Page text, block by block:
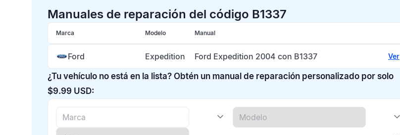
Manuales de reparación del código B1337
Marca Modelo Manual
Ford Expedition Ford Expedition 2004 con B1337 Ver
¿Tu vehículo no está en la lista? Obtén un manual de reparación personalizado por solo
$9.99 USD: